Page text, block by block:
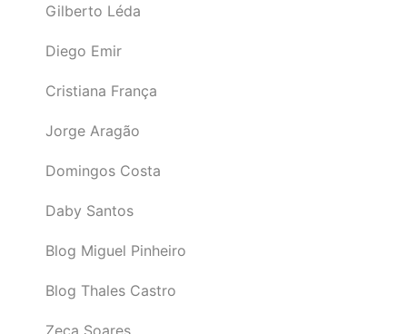
Gilberto Léda
Diego Emir
Cristiana França
Jorge Aragão
Domingos Costa
Daby Santos
Blog Miguel Pinheiro
Blog Thales Castro
Zeca Soares